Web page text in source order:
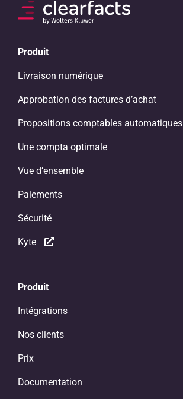
Produit
Livraison numérique
Approbation des factures d’achat
Propositions comptables automatiques
Une compta optimale
Vue d’ensemble
Paiements
Sécurité
Kyte
Produit
Intégrations
Nos clients
Prix
Documentation